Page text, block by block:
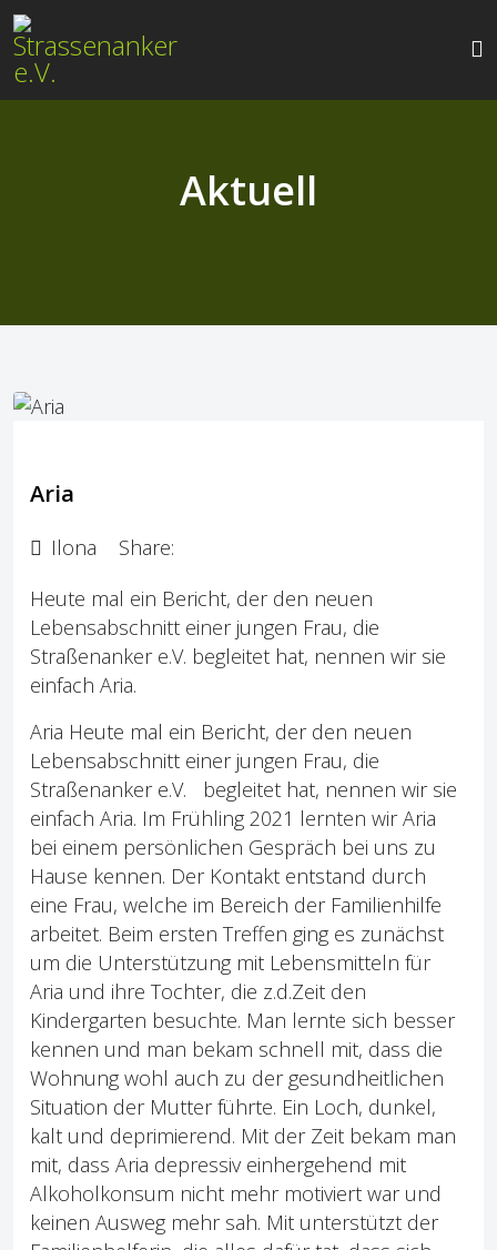
Aktuell
Aria
Ilona
Share:
Heute mal ein Bericht, der den neuen
Lebensabschnitt einer jungen Frau, die
Straßenanker e.V. begleitet hat, nennen wir sie
einfach Aria.
Aria Heute mal ein Bericht, der den neuen
Lebensabschnitt einer jungen Frau, die
Straßenanker e.V. begleitet hat, nennen wir sie
einfach Aria. Im Frühling 2021 lernten wir Aria
bei einem persönlichen Gespräch bei uns zu
Hause kennen. Der Kontakt entstand durch
eine Frau, welche im Bereich der Familienhilfe
arbeitet. Beim ersten Treffen ging es zunächst
um die Unterstützung mit Lebensmitteln für
Aria und ihre Tochter, die z.d.Zeit den
Kindergarten besuchte. Man lernte sich besser
kennen und man bekam schnell mit, dass die
Wohnung wohl auch zu der gesundheitlichen
Situation der Mutter führte. Ein Loch, dunkel,
kalt und deprimierend. Mit der Zeit bekam man
mit, dass Aria depressiv einhergehend mit
Alkoholkonsum nicht mehr motiviert war und
keinen Ausweg mehr sah. Mit unterstützt der